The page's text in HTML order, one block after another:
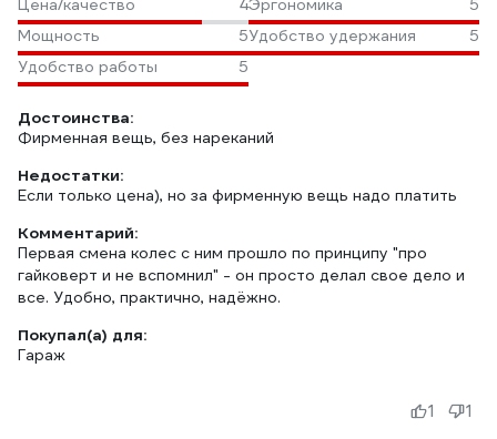
Цена/качество 4Эргономика
5
Мощность
5Удобство удержания
5
Удобство работы
5
Достоинства:
Фирменная вещь, без нареканий
Недостатки:
Если только цена), но за фирменную вещь надо платить
Комментарий:
Первая смена колес с ним прошло по принципу "про
гайковерт и не вспомнил" - он просто делал свое дело и
все. Удобно, практично, надёжно.
Покупал(а) для:
Гараж
1 1